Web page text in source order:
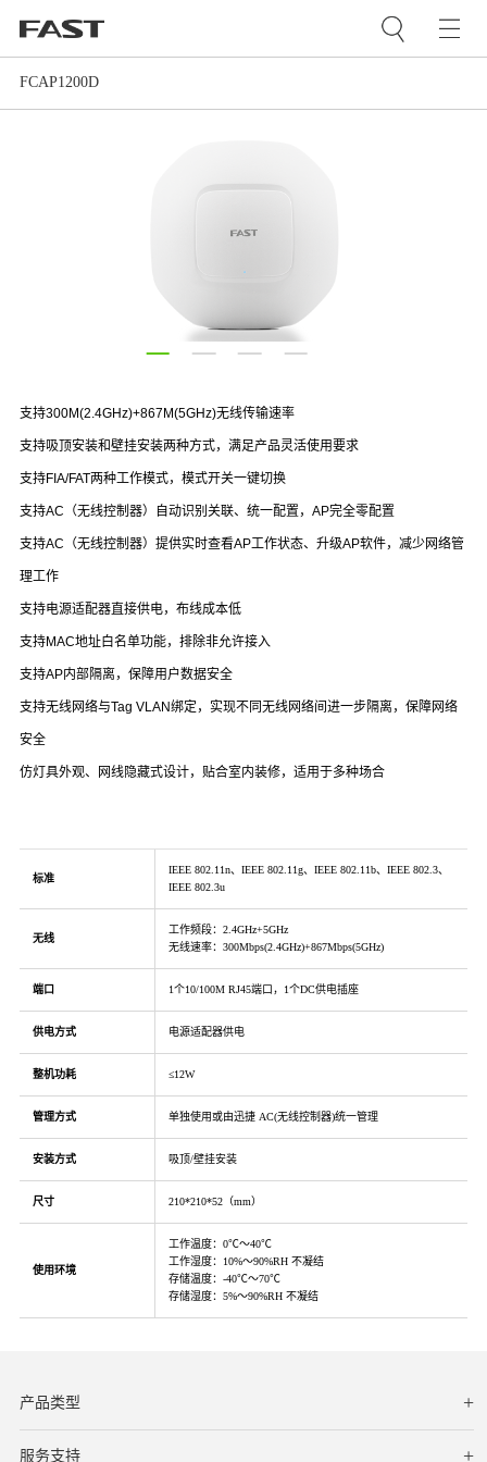
FCAP1200D
支持300M(2.4GHz)+867M(5GHz)无线传输速率
支持吸顶安装和壁挂安装两种方式，满足产品灵活使用要求
支持FIA/FAT两种工作模式，模式开关一键切换
支持AC（无线控制器）自动识别关联、统一配置，AP完全零配置
支持AC（无线控制器）提供实时查看AP工作状态、升级AP软件，减少网络管
理工作
支持电源适配器直接供电，布线成本低
支持MAC地址白名单功能，排除非允许接入
支持AP内部隔离，保障用户数据安全
支持无线网络与Tag VLAN绑定，实现不同无线网络间进一步隔离，保障网络
安全
仿灯具外观、 网线隐藏式设计，贴合室内装修，适用于多种场合
标准
IEEE 802.11n、IEEE 802.11g、IEEE 802.11b、IEEE 802.3、
IEEE 802.3u
无线
工作频段：2.4GHz+5GHz
无线速率：300Mbps(2.4GHz)+867Mbps(5GHz)
端口 1个10/100M RJ45端口，1个DC供电插座
供电方式 电源适配器供电
整机功耗 ≤12W
管理方式 单独使用或由迅捷 AC(无线控制器)统一管理
安装方式 吸顶/壁挂安装
尺寸 210*210*52（mm）
使用环境
工作温度：0℃～40℃
工作湿度：10%～90%RH 不凝结
存储温度：-40℃～70℃
存储湿度：5%～90%RH 不凝结
产品类型
服务支持